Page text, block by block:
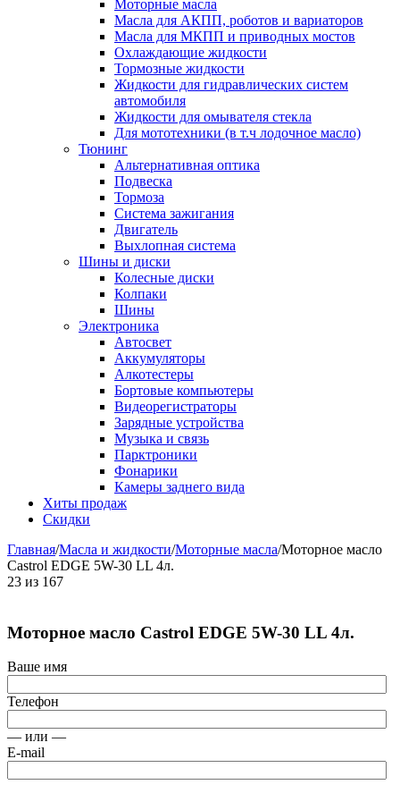
Моторные масла
Масла для АКПП, роботов и вариаторов
Масла для МКПП и приводных мостов
Охлаждающие жидкости
Тормозные жидкости
Жидкости для гидравлических систем
автомобиля
Жидкости для омывателя стекла
Для мототехники (в т.ч лодочное масло)
Тюнинг
Альтернативная оптика
Подвеска
Тормоза
Система зажигания
Двигатель
Выхлопная система
Шины и диски
Колесные диски
Колпаки
Шины
Электроника
Автосвет
Аккумуляторы
Алкотестеры
Бортовые компьютеры
Видеорегистраторы
Зарядные устройства
Музыка и связь
Парктроники
Фонарики
Камеры заднего вида
Хиты продаж
Скидки
Главная/Масла и жидкости/Моторные масла/Моторное масло
Castrol EDGE 5W-30 LL 4л.
23 из 167
Моторное масло Castrol EDGE 5W-30 LL 4л.
Ваше имя
Телефон
— или —
E-mail